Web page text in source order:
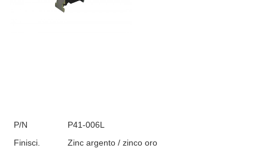
P/N
P41-006L
Finisci.
Zinc argento / zinco oro